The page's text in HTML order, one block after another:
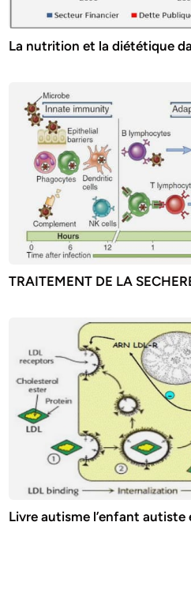
La nutrition et la diététique
TRAITEMENT DE LA
Livre autisme l’enfant